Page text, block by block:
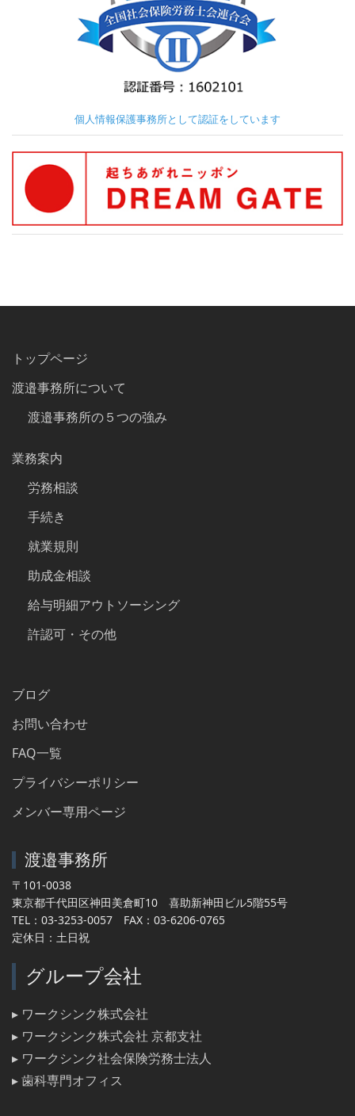
個人情報保護事務所として認証をしています
トップページ
渡邉事務所について
渡邉事務所の５つの強み
業務案内
労務相談
手続き
就業規則
助成金相談
給与明細アウトソーシング
許認可・その他
ブログ
お問い合わせ
FAQ一覧
プライバシーポリシー
メンバー専用ページ
渡邉事務所
〒101-0038
東京都千代田区神田美倉町10 喜助新神田ビル5階55号
TEL：03-3253-0057 FAX：03-6206-0765
定休日：土日祝
グループ会社
▸ ワークシンク株式会社
▸ ワークシンク株式会社 京都支社
▸ ワークシンク社会保険労務士法人
▸ 歯科専門オフィス